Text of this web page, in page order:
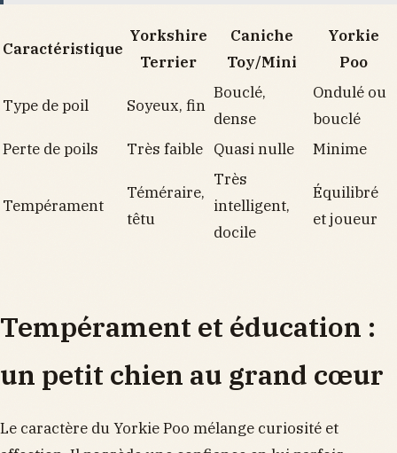
Caractéristique
Yorkshire
Terrier
Caniche
Toy/Mini
Yorkie
Poo
Type de poil Soyeux, fin
Bouclé,
dense
Ondulé ou
bouclé
Perte de poils
Très faible Quasi nulle Minime
Tempérament
Téméraire,
têtu
Très
intelligent,
docile
Équilibré
et joueur
Tempérament et éducation :
un petit chien au grand cœur
Le caractère du Yorkie Poo mélange curiosité et